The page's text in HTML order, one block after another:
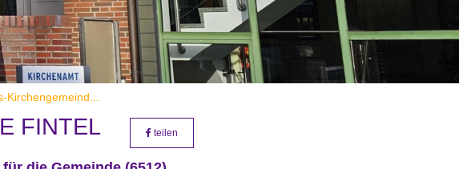
Kirchengemeind...
FINTEL teilen